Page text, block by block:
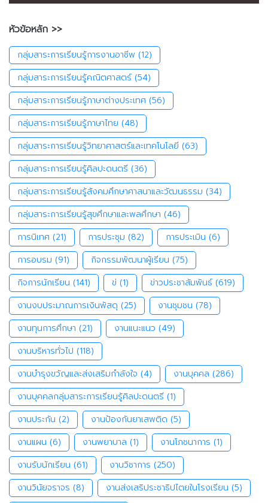
หัวข้อหลัก >>
กลุ่มสาระการเรียนรู้การงานอาชีพ (12)
กลุ่มสาระการเรียนรู้คณิตศาสตร์ (54)
กลุ่มสาระการเรียนรู้ภาษาต่างประเทศ (56)
กลุ่มสาระการเรียนรู้ภาษาไทย (48)
กลุ่มสาระการเรียนรู้วิทยาศาสตร์และเทคโนโลยี (63)
กลุ่มสาระการเรียนรู้ศิลปะดนตรี (36)
กลุ่มสาระการเรียนรู้สังคมศึกษาศาสนาและวัฒนธรรม (34)
กลุ่มสาระการเรียนรู้สุขศึกษาและพลศึกษา (46)
การนิเทศ (21) การประชุม (82) การประเมิน (6)
การอบรม (91) กิจกรรมพัฒนาผู้เรียน (75)
กิจการนักเรียน (141) ข่ (1) ข่าวประชาสัมพันธ์ (619)
งานงบประมาณการเงินพัสดุ (25) งานชุมชน (78)
งานทุนการศึกษา (21) งานแนะแนว (49)
งานบริหารทั่วไป (118)
งานบำรุงขวัญและส่งเสริมกำลังใจ (4) งานบุคคล (286)
งานบุคคลกลุ่มสาระการเรียนรู้ศิลปะดนตรี (1)
งานประกัน (2) งานป้องกันยาเสพติด (5)
งานแผน (6) งานพยาบาล (1) งานโภชนาการ (1)
งานรับนักเรียน (61) งานวิชาการ (250)
งานวินัยจราจร (8) งานส่งเสริประชาธิปไตยในโรงเรียน (5)